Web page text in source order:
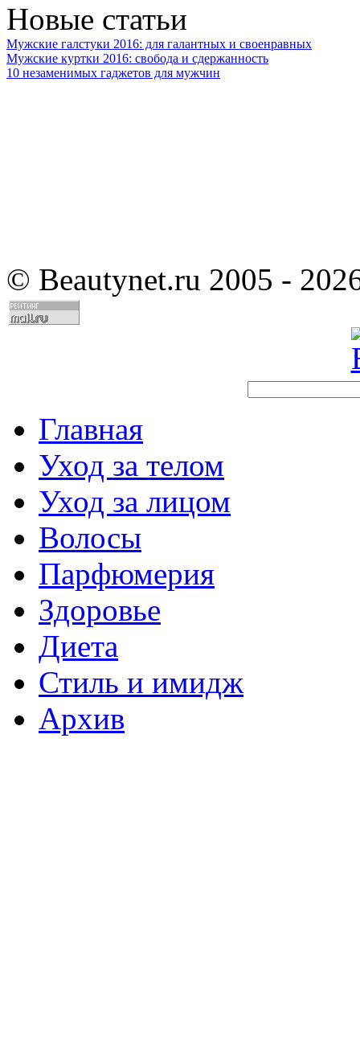
Новые статьи
Мужские галстуки 2016: для галантных и своенравных
Мужские куртки 2016: свобода и сдержанность
10 незаменимых гаджетов для мужчин
© Beautynet.ru 2005 -
Главная
Уход за телом
Уход за лицом
Волосы
Парфюмерия
Здоровье
Диета
Стиль и имидж
Архив